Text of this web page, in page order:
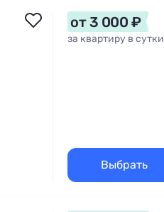
от 3 000 ₽
за квартиру в сутки
Выбрать